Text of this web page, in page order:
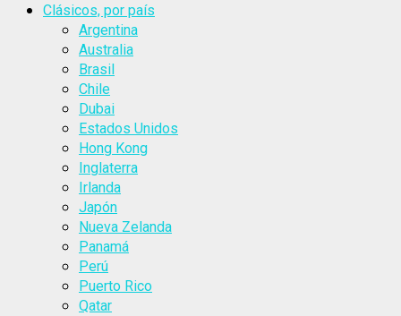
Clásicos, por país
Argentina
Australia
Brasil
Chile
Dubai
Estados Unidos
Hong Kong
Inglaterra
Irlanda
Japón
Nueva Zelanda
Panamá
Perú
Puerto Rico
Qatar